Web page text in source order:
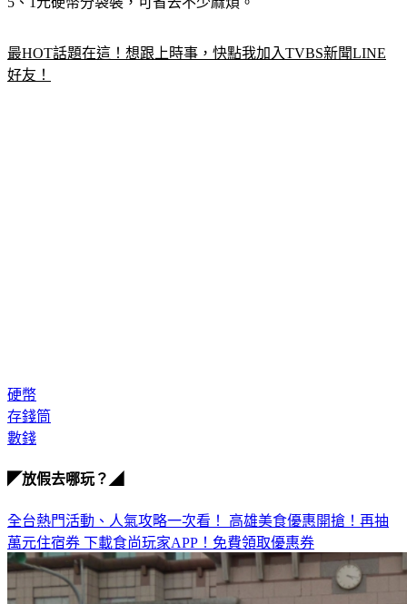
最HOT話題在這！想跟上時事，快點我加入TVBS新聞LINE
硬幣
存錢筒
全台熱門活動、人氣攻略一次看！高雄美食優惠開搶！再抽
萬元住宿券下載食尚玩家APP！免費領取優惠券